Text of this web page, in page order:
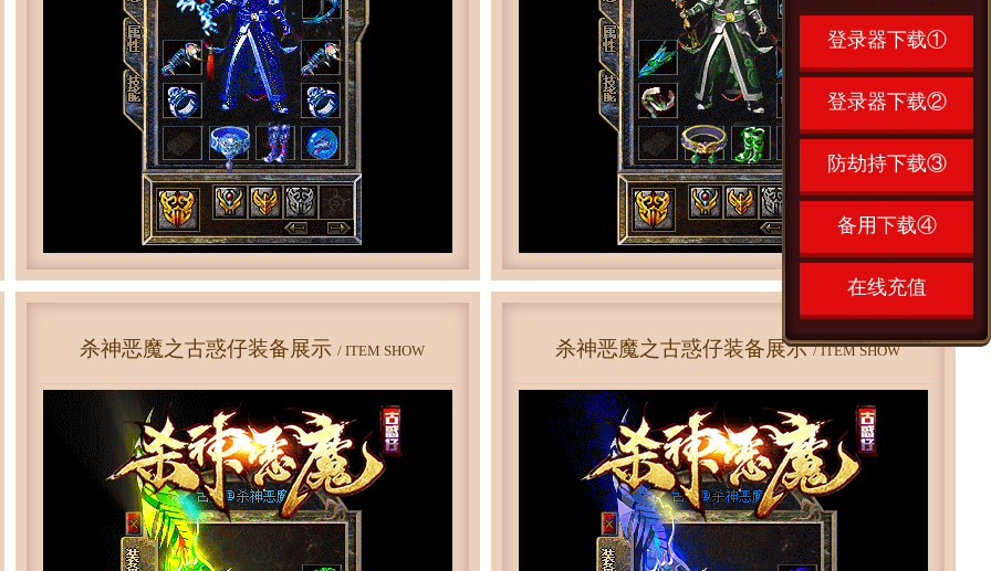
杀神恶魔之古惑仔装备展示 / ITEM SHOW 杀神恶魔之古惑仔装备展示/ ITEM SHOW
登录器下载①
登录器下载②
防劫持下载③
备用下载④
在线充值